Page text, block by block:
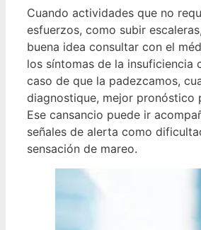
Cuando actividades que no
esfuerzos, como subir
buena idea consultar con el
los síntomas de la insuficiencia
caso de que la padezcamos,
diagnostique, mejor pronóstico
Ese cansancio puede ir
señales de alerta como
sensación de mareo.